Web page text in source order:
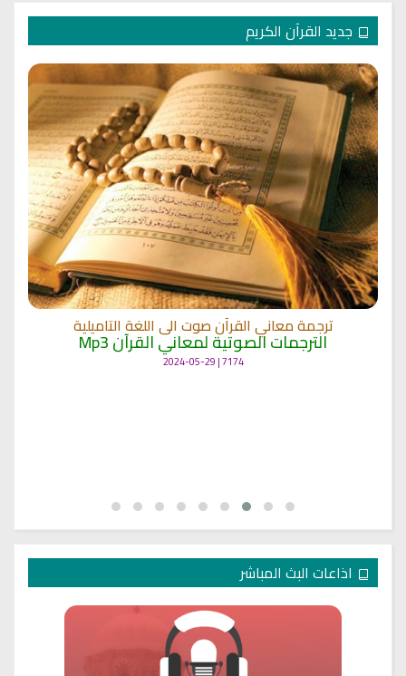
جديد القرآن الكريم
ترجمة معاني القرآن صوت الى اللغة التاميلية
الترجمات الصوتية لمعاني القرآن Mp3
7174 | 2024-05-29
اذاعات البث المباشر